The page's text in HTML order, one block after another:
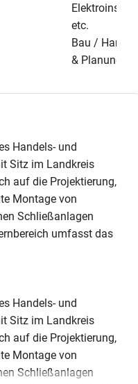
etc.
Bau /
& Planung
Handels- und
Sitz im Landkreis
auf die Projektierung,
Montage von
Schließanlagen
umfasst das
Handels- und
Sitz im Landkreis
auf die Projektierung,
Montage von
Schließanlagen